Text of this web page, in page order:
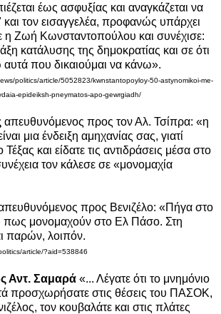
έως ασφυξίας και αναγκάζεται να
τον εισαγγελέα, προφανώς υπάρχει
η Ζωή Κωνσταντοπούλου και συνέχισε:
κατάλυσης της δημοκρατίας και σε ότι
που δικαιούμαι να κάνω».
politics/article/5052823/kwnstantopoyloy-50-astynomikoi-me-
epideiksh-pneymatos-apo-gewrgiadh/
απευθυνόμενος προς τον Αλ. Τσίπρα: «η
μια ένδειξη αμηχανίας σας, γιατί
και είδατε τις αντιδράσεις μέσα στο
τον κάλεσε σε «μονομαχία
προς Βενιζέλο: «Πήγα στο
πως μονομαχούν στο Ελ Πάσο. Στη
παρών, λοιπόν.
article/?aid=538846
Αντ. Σαμαρά «... Λέγατε ότι το μνημόνιο
προσχωρήσατε στις θέσεις του ΠΑΣΟΚ,
τον κουβαλάτε και στις πλάτες